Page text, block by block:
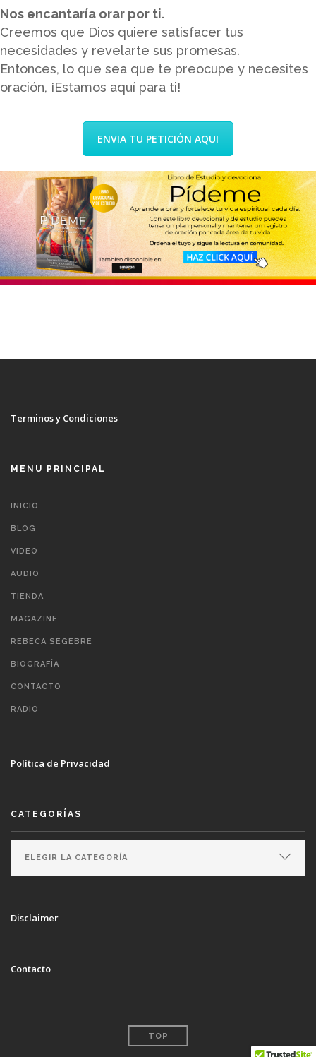
Nos encantaría orar por ti.
Creemos que Dios quiere satisfacer tus
necesidades y revelarte sus promesas.
Entonces, lo que sea que te preocupe y necesites
oración, ¡Estamos aquí para ti!
ENVIA TU PETICIÓN AQUI
Terminos y Condiciones
MENU PRINCIPAL
INICIO
BLOG
VIDEO
AUDIO
TIENDA
MAGAZINE
REBECA SEGEBRE
BIOGRAFÍA
CONTACTO
RADIO
Política de Privacidad
CATEGORÍAS
Disclaimer
Contacto
TOP